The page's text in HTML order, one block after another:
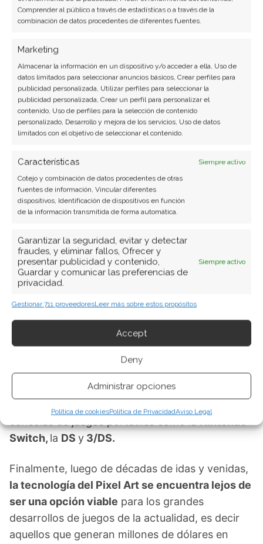
Comprender al público a través de estadísticas o a través de la
combinación de datos procedentes de diferentes fuentes.
Marketing
Almacenar la información en un dispositivo y/o acceder a ella, Uso de
datos limitados para seleccionar anuncios básicos, Crear perfiles para
publicidad personalizada, Utilizar perfiles para seleccionar la
publicidad personalizada, Crear un perfil para personalizar el
contenido, Uso de perfiles para la selección de contenido
personalizado, Desarrollo y mejora de los servicios, Uso de datos
limitados con el objetivo de seleccionar el contenido.
Características
Siempre activo
Cotejo y combinación de datos procedentes de otras
fuentes de información, Vincular diferentes
dispositivos, Identificación de dispositivos en función
de la información transmitida de forma automática.
Garantizar la seguridad, evitar y detectar
fraudes, y eliminar fallos, Ofrecer y
presentar publicidad y contenido,
Guardar y comunicar las preferencias de
privacidad.
Siempre activo
Gestionar 711 proveedoresLeer más sobre estos propósitos
Accept
Deny
Administrar opciones
Política de cookiesPolítica de PrivacidadAviso Legal
hicieranPlaystation, Sega Dreamcast, Gameboy
AdvanceyNintendo 64, entre otras.
A partir de este punto,
más perdiendo popularidad, salvo por algunos
fabricantes que en un primer momento
desconfiaron del 3D y esperaron a que su
desarrollo estuviera lo más pulido posible, sin
embargo no fue esta la mejor elección de
Llegado este momento,el Pixel Art se estancó,
y su desarrollo se detuvo,y no fue capaz de
evolucionar con las nuevas tecnologías y hábitos
en muchos títulos, algunos de mucho renombre.
Al rescate del Pixel Art
En la actualidadel escenario para el Pixel Art ya
no es el mismo que a mediados de los 80,sin
embargo, a pesar de que los desarrollos de
gráficos de los principales juegos modernos
giran en torno a la técnica de las tres
dimensiones, lo cierto es que el Pixel Art ocupa
Switch, la DS y 3/DS.
Finalmente, luego de décadas de idas y venidas,
la tecnología del Pixel Art se encuentra lejos de
ser una opción viable para los grandes
desarrollos de juegos de la actualidad, es decir
aquellos que generan millones de dólares en